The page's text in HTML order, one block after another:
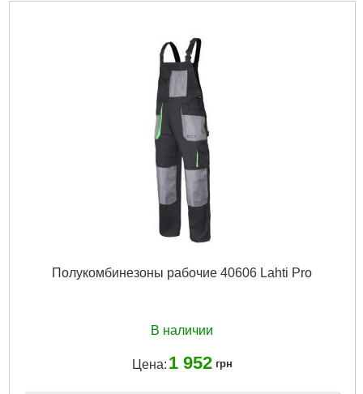
Полукомбинезоны рабочие 40606 Lahti Pro
В наличии
Цена: 1 952 грн